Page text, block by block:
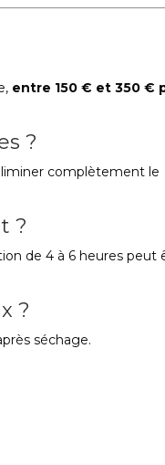
entre 150 € et 350 €
?
complètement le
?
de 4 à 6 heures peut
?
séchage.